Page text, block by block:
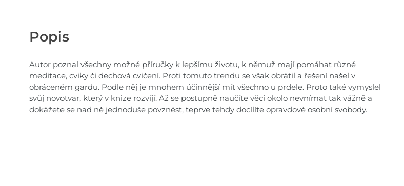
Popis
Autor poznal všechny možné příručky k lepšímu životu, k němuž mají pomáhat různé
meditace, cviky či dechová cvičení. Proti tomuto trendu se však obrátil a řešení našel v
obráceném gardu. Podle něj je mnohem účinnější mít všechno u prdele. Proto také vymyslel
svůj novotvar, který v knize rozvíjí. Až se postupně naučíte věci okolo nevnímat tak vážně a
dokážete se nad ně jednoduše povznést, teprve tehdy docílíte opravdové osobní svobody.